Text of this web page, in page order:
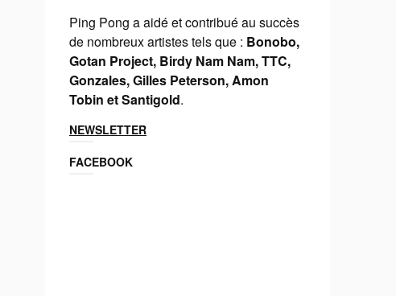
Ping Pong a aidé et contribué au succès
de nombreux artistes tels que : Bonobo,
Gotan Project, Birdy Nam Nam, TTC,
Gonzales, Gilles Peterson, Amon
Tobin et Santigold.
NEWSLETTER
FACEBOOK